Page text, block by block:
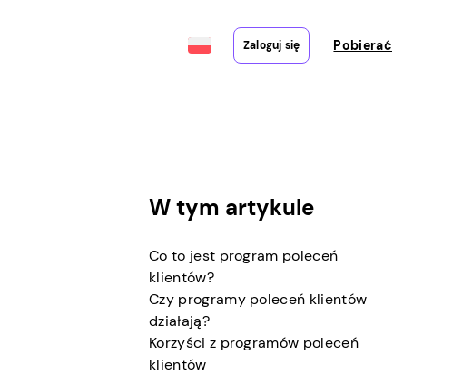
Zaloguj się Pobierać
W tym artykule
Co to jest program poleceń
klientów?
Czy programy poleceń klientów
działają?
Korzyści z programów poleceń
klientów